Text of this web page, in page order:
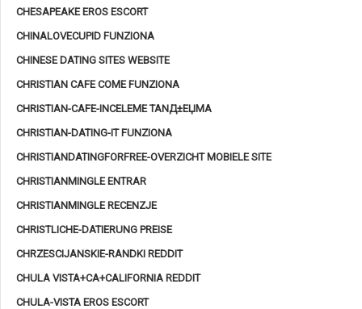
CHESAPEAKE EROS ESCORT
CHINALOVECUPID FUNZIONA
CHINESE DATING SITES WEBSITE
CHRISTIAN CAFE COME FUNZIONA
CHRISTIAN-CAFE-INCELEME TANД±ЕЏMA
CHRISTIAN-DATING-IT FUNZIONA
CHRISTIANDATINGFORFREE-OVERZICHT MOBIELE SITE
CHRISTIANMINGLE ENTRAR
CHRISTIANMINGLE RECENZJE
CHRISTLICHE-DATIERUNG PREISE
CHRZESCIJANSKIE-RANDKI REDDIT
CHULA VISTA+CA+CALIFORNIA REDDIT
CHULA-VISTA EROS ESCORT